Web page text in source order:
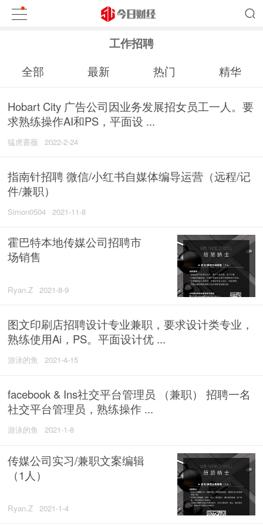
工作招聘
全部 最新 热门 精华
Hobart City 广告公司因业务发展招女员工一人。要
求熟练操作AI和PS，平面设 ...
猛虎蔷薇 2022-2-24
指南针招聘 微信/小红书自媒体编导运营（远程/记
件/兼职）
Simon0504 2021-11-8
霍巴特本地传媒公司招聘市
场销售
Ryan.Z 2021-8-9
图文印刷店招聘设计专业兼职，要求设计类专业，
熟练使用Ai，PS。平面设计优 ...
游泳的鱼 2021-4-15
facebook & Ins社交平台管理员 （兼职） 招聘一名
社交平台管理员，熟练操作 ...
游泳的鱼 2021-1-8
传媒公司实习/兼职文案编辑
（1人）
Ryan.Z 2021-1-4